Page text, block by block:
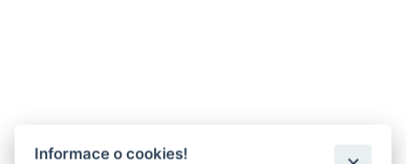
Informace o cookies!